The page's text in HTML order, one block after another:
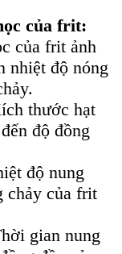
của frit:
của frit ảnh
nhiệt độ nóng
thước hạt
độ đồng
độ nung
chảy của frit
gian nung